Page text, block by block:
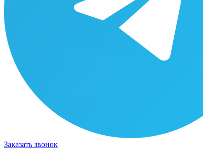
Заказать звонок